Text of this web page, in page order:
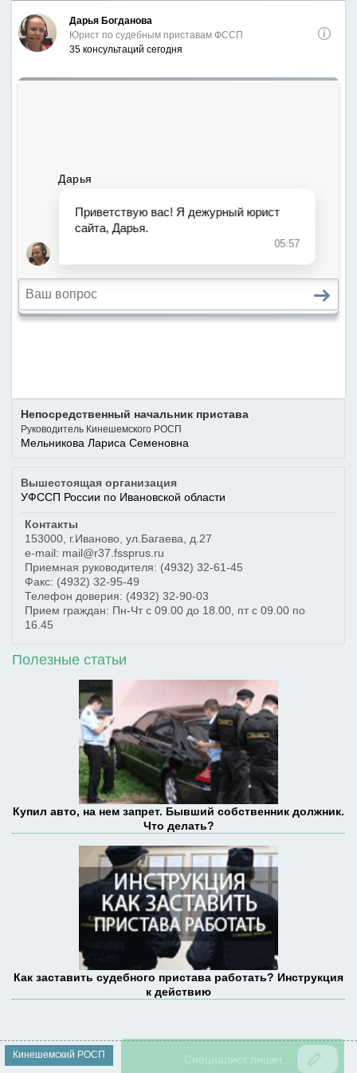
Непосредственный начальник пристава
Руководитель Кинешемского РОСП
Мельникова Лариса Семеновна
Вышестоящая организация
УФССП России по Ивановской области
Контакты
153000 г.Иваново ул.Багаева, д.27
e-mail: mail@r37.fssprus.ru
Приемная руководителя: (4932) 32-61-45
Факс: (4932) 32-95-49
Телефон доверия: (4932) 32-90-03
Прием граждан: Пн-Чт с 09.00 до 18.00, пт с 09.00 по
16.45
Полезные статьи
Купил авто, на нем запрет. Бывший собственник должник.
Что делать?
Как заставить судебного пристава работать? Инструкция
к действию
Кинешемский РОСП